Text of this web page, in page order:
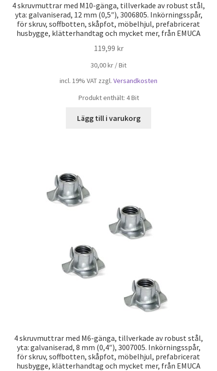
4 skruvmuttrar med M10-gänga, tillverkade av robust stål,
yta: galvaniserad, 12 mm (0,5″), 3006805. Inkörningsspår,
för skruv, soffbotten, skåpfot, möbelhjul, prefabricerat
husbygge, klätterhandtag och mycket mer, från EMUCA
119,99 kr
30,00kr /Bit
incl. 19% VAT zzgl. Versandkosten
Produkt enthält: 4Bit
Lägg till i varukorg
4 skruvmuttrar med M6-gänga, tillverkade av robust stål,
yta: galvaniserad, 8 mm (0,4″), 3007005. Inkörningsspår,
för skruv, soffbotten, skåpfot, möbelhjul, prefabricerat
husbygge, klätterhandtag och mycket mer, från EMUCA